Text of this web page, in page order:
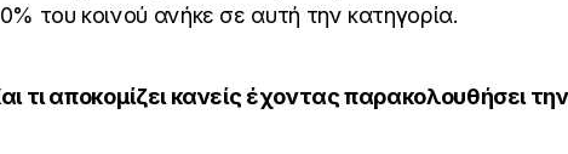
του κοινού ανήκε σε αυτή την κατηγορία.
τι αποκομίζει κανείς έχοντας παρακολουθήσει